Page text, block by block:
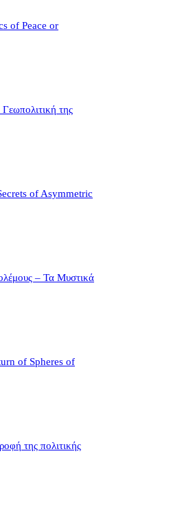
of Peace or
της
of Asymmetric
– Τα Μυστικά
of Spheres of
της πολιτικής